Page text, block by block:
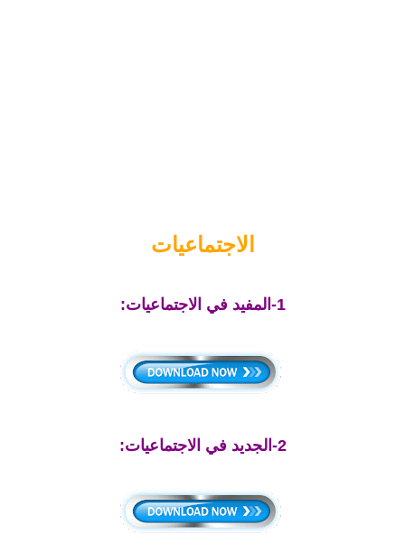
الاجتماعيات
1-المفيد في الاجتماعيات:
2-الجديد في الاجتماعيات: